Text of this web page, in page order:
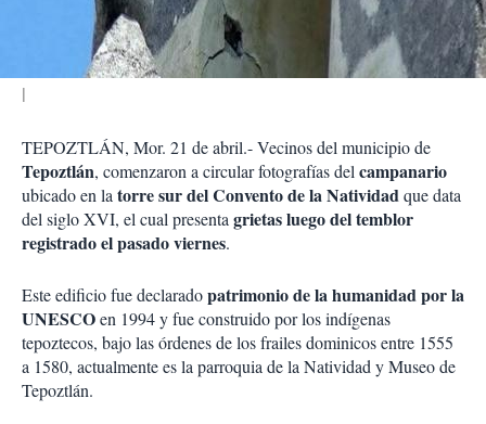
TEPOZTLÁN, Mor. 21 de abril.- Vecinos del municipio de
Tepoztlán, comenzaron a circular fotografías del campanario
ubicado en la torre sur del Convento de la Natividadque data
del siglo XVI, el cual presenta grietas luego del temblor
registrado el pasado viernes.
Este edificio fue declaradopatrimonio de la humanidad por la
UNESCOen 1994 y fue construido por los indígenas
tepoztecos, bajo las órdenes de los frailes dominicos entre 1555
a 1580, actualmente es la parroquia de la Natividad y Museo de
Tepoztlán.